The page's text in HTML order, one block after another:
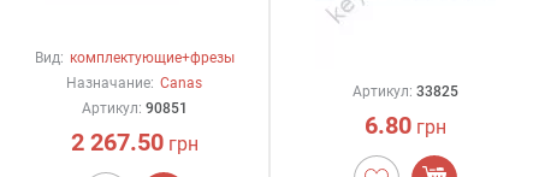
Вид: комплектующие+фрезы
Назначание: Canas
Артикул: 90851
2 267.50грн
Артикул: 33825
6.80грн